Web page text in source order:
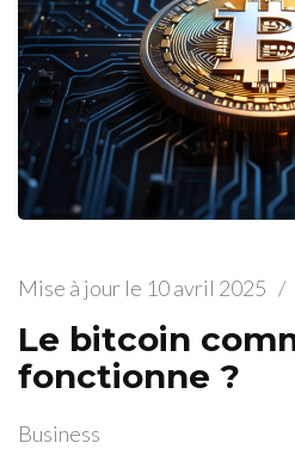
Mise à jour le 10 avril 2025 /
Le bitcoin
fonctionne ?
Business